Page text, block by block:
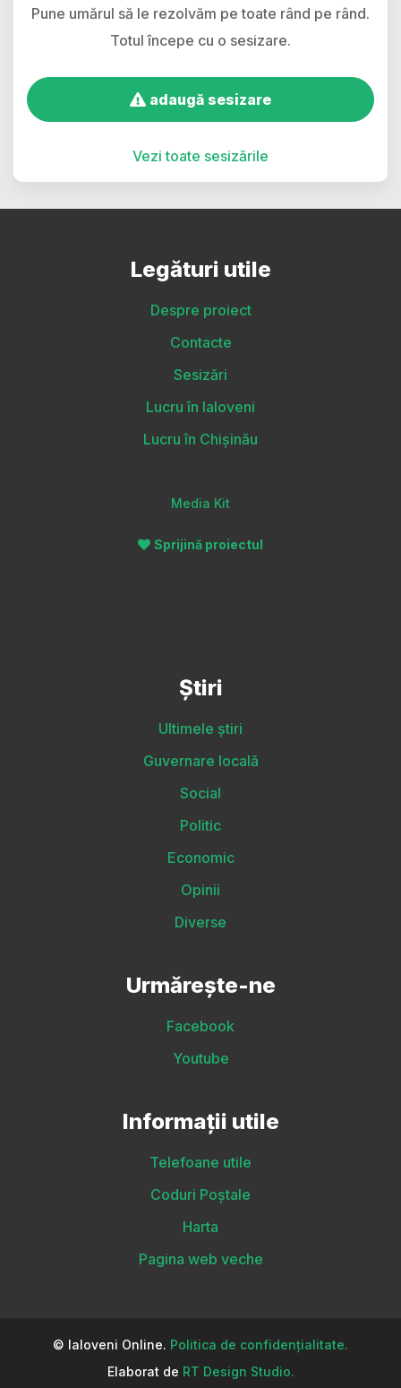
Pune umărul să le rezolvăm pe toate rând pe rând.
Totul începe cu o sesizare.
adaugă sesizare
Vezi toate sesizările
Legături utile
Despre proiect
Contacte
Sesizări
Lucru în Ialoveni
Lucru în Chișinău
Media Kit
Sprijină proiectul
Știri
Ultimele știri
Guvernare locală
Social
Politic
Economic
Opinii
Diverse
Urmărește-ne
Facebook
Youtube
Informații utile
Telefoane utile
Coduri Poștale
Harta
Pagina web veche
© Ialoveni Online. Politica de confidențialitate.
Elaborat de RT Design Studio.